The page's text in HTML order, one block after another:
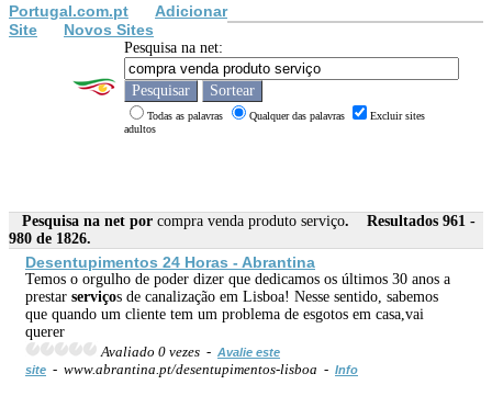
Portugal.com.pt
Adicionar
Site
Novos Sites
Pesquisa na net:
Todas as palavras Qualquer das palavras
Excluir sites
adultos
Pesquisa na net por compra venda produto serviço. Resultados 961 -
980 de 1826.
Desentupimentos 24 Horas - Abrantina
Temos o orgulho de poder dizer que dedicamos os últimos 30 anos a
prestar serviços de canalização em Lisboa! Nesse sentido, sabemos
que quando um cliente tem um problema de esgotos em casa,vai
querer
Avaliado 0 vezes - Avalie este
site - www.abrantina.pt/desentupimentos-lisboa - Info